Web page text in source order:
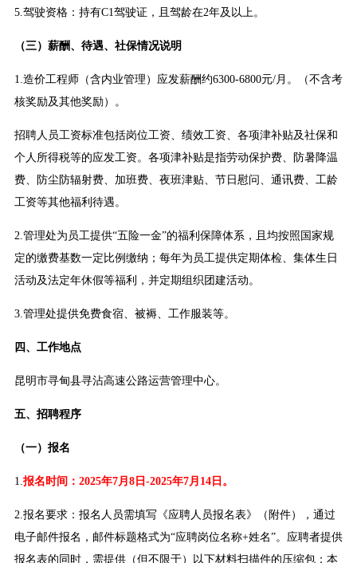
5.驾驶资格：持有C1驾驶证，且驾龄在2年及以上。
（三）薪酬、待遇、社保情况说明
1.造价工程师（含内业管理）应发薪酬约6300-6800元/月。（不含考
核奖励及其他奖励）。
招聘人员工资标准包括岗位工资、绩效工资、各项津补贴及社保和
个人所得税等的应发工资。各项津补贴是指劳动保护费、防暑降温
费、防尘防辐射费、加班费、夜班津贴、节日慰问、通讯费、工龄
工资等其他福利待遇。
2.管理处为员工提供“五险一金”的福利保障体系，且均按照国家规
定的缴费基数一定比例缴纳；每年为员工提供定期体检、集体生日
活动及法定年休假等福利，并定期组织团建活动。
3.管理处提供免费食宿、被褥、工作服装等。
四、工作地点
昆明市寻甸县寻沾高速公路运营管理中心。
五、招聘程序
（一）报名
1.报名时间：2025年7月8日-2025年7月14日。
2.报名要求：报名人员需填写《应聘人员报名表》（附件），通过
电子邮件报名，邮件标题格式为“应聘岗位名称+姓名”。应聘者提供
报名表的同时，需提供（但不限于）以下材料扫描件的压缩包：本